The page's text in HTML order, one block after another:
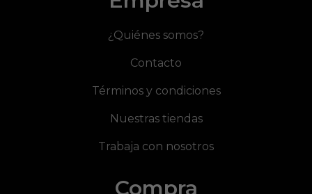
¿Quiénes somos?
Contacto
Términos y condiciones
Nuestras tiendas
Trabaja con nosotros
Compra